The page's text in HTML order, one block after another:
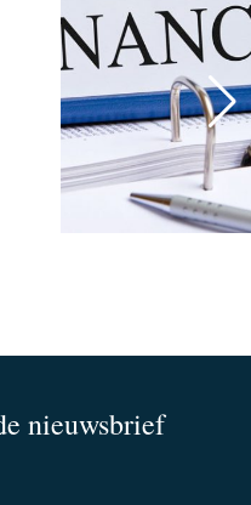
nieuwsbrief